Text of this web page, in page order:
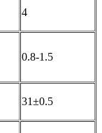
4
0.8-1.5
31±0.5